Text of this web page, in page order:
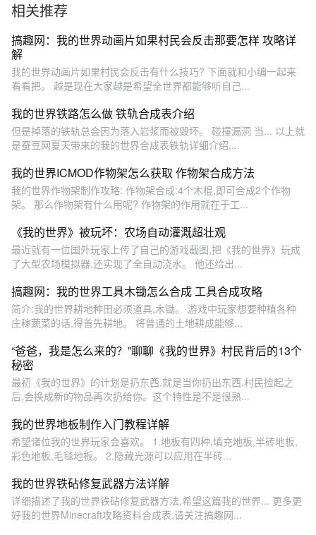
相关推荐
搞趣网：我的世界动画片如果村民会反击那要怎样 攻略详
解
我的世界动画片如果村民会反击有什么技巧? 下面就和小编一起来
看看把。 越是现在大家越是希望全世界都能够听自己...
我的世界铁路怎么做 铁轨合成表介绍
但是掉落的铁轨总会因为落入岩浆而被毁坏。 碰撞漏洞 当... 以上就
是蚕豆网夏天带来的我的世界合成表铁轨详细介绍,...
我的世界ICMOD作物架怎么获取 作物架合成方法
我的世界作物架制作攻略: 作物架合成:4个木棍,即可合成2个作物
架。 那么作物架有什么用呢? 作物架的作用就在于工...
《我的世界》被玩坏：农场自动灌溉超壮观
最近就有一位国外玩家上传了自己的游戏截图,把《我的世界》玩成
了大型农场模拟器,还实现了全自动浇水。 他还给出...
搞趣网：我的世界工具木锄怎么合成 工具合成攻略
简介:我的世界耕地种田必须道具,木锄。 游戏中玩家想要种植各种
庄稼蔬菜的话,得首先耕地。 将普通的土地耕成能够...
“爸爸，我是怎么来的？”聊聊《我的世界》村民背后的13个
秘密
最初《我的世界》的计划是扔东西,就是当你扔出东西,村民捡起之
后,会换成新的物品再次扔给你。这个特性是不是很熟...
我的世界地板制作入门教程详解
希望诸位我的世界玩家会喜欢。 1.地板有四种,填充地板,半砖地板,
彩色地板,毛毯地板。 2.隐藏光源可以应用在半砖...
我的世界铁砧修复武器方法详解
详细描述了我的世界铁砧修复武器方法,希望这篇我的世界... 更多更
好我的世界Minecraft攻略资料合成表,请关注搞趣网...